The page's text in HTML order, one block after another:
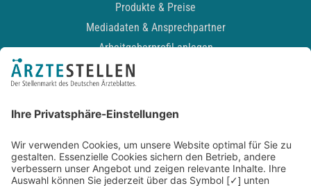
Produkte & Preise
Mediadaten & Ansprechpartner
Arbeitgeberprofil anlegen
Recruiting-Podcast
Kontakt
Datenschutz